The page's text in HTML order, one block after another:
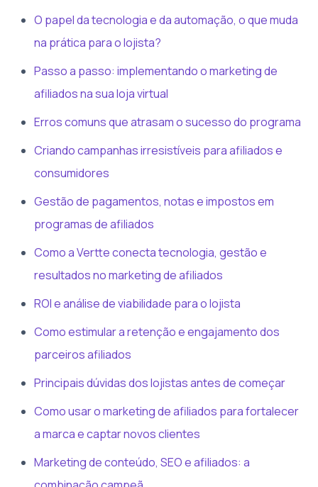
O papel da tecnologia e da automação, o que muda
na prática para o lojista?
Passo a passo: implementando o marketing de
afiliados na sua loja virtual
Erros comuns que atrasam o sucesso do programa
Criando campanhas irresistíveis para afiliados e
consumidores
Gestão de pagamentos, notas e impostos em
programas de afiliados
Como a Vertte conecta tecnologia, gestão e
resultados no marketing de afiliados
ROI e análise de viabilidade para o lojista
Como estimular a retenção e engajamento dos
parceiros afiliados
Principais dúvidas dos lojistas antes de começar
Como usar o marketing de afiliados para fortalecer
a marca e captar novos clientes
Marketing de conteúdo, SEO e afiliados: a